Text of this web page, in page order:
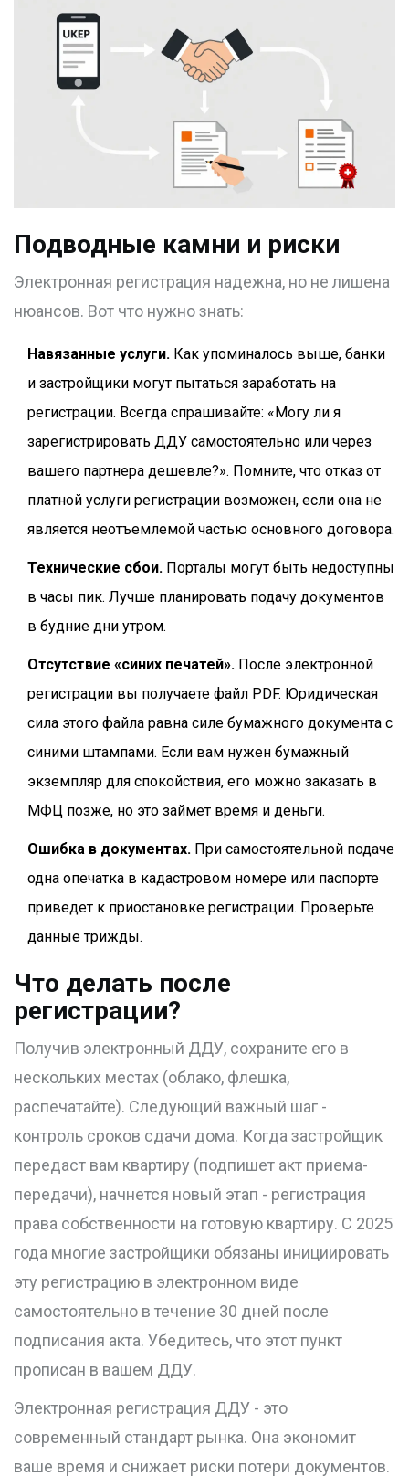
Подводные камни и риски
Электронная регистрация надежна, но не лишена
нюансов. Вот что нужно знать:
Навязанные услуги. Как упоминалось выше, банки
и застройщики могут пытаться заработать на
регистрации. Всегда спрашивайте: «Могу ли я
зарегистрировать ДДУ самостоятельно или через
вашего партнера дешевле?». Помните, что отказ от
платной услуги регистрации возможен, если она не
является неотъемлемой частью основного договора.
Технические сбои. Порталы могут быть недоступны
в часы пик. Лучше планировать подачу документов
в будние дни утром.
Отсутствие «синих печатей». После электронной
регистрации вы получаете файл PDF. Юридическая
сила этого файла равна силе бумажного документа с
синими штампами. Если вам нужен бумажный
экземпляр для спокойствия, его можно заказать в
МФЦ позже, но это займет время и деньги.
Ошибка в документах. При самостоятельной подаче
одна опечатка в кадастровом номере или паспорте
приведет к приостановке регистрации. Проверьте
данные трижды.
Что делать после
регистрации?
Получив электронный ДДУ, сохраните его в
нескольких местах (облако, флешка,
распечатайте). Следующий важный шаг -
контроль сроков сдачи дома. Когда застройщик
передаст вам квартиру (подпишет акт приема-
передачи), начнется новый этап - регистрация
права собственности на готовую квартиру. С 2025
года многие застройщики обязаны инициировать
эту регистрацию в электронном виде
самостоятельно в течение 30 дней после
подписания акта. Убедитесь, что этот пункт
прописан в вашем ДДУ.
Электронная регистрация ДДУ - это
современный стандарт рынка. Она экономит
ваше время и снижает риски потери документов.